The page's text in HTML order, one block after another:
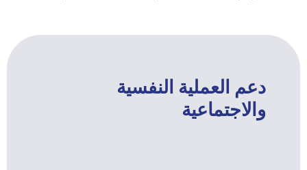
دعم العملية النفسية
والاجتماعية